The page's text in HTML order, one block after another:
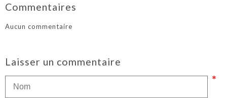
Commentaires
Aucun commentaire
Laisser un commentaire